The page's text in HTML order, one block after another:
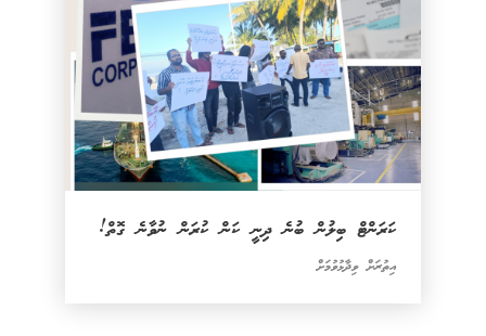
ކަރަންޓް ބިލުން ބުނެ ދިނީ ކަން ކުރަން ނުވާނެ ގޮތް!
އިތުރަށް ވިދާޅުވުމަށް